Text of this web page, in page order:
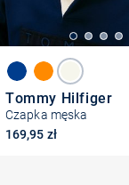
Tommy Hilfiger
Czapka męska
169,95 zł